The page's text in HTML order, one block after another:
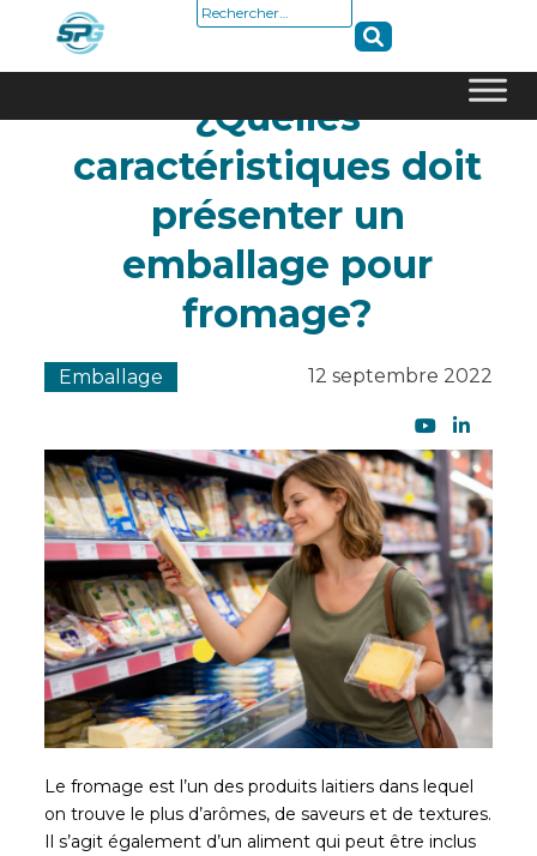
Rechercher :
¿Quelles
caractéristiques doit
présenter un
emballage pour
fromage?
Emballage 12 septembre 2022
Le fromage est l’un des produits laitiers dans lequel
on trouve le plus d’arômes, de saveurs et de textures.
Il s’agit également d’un aliment qui peut être inclus